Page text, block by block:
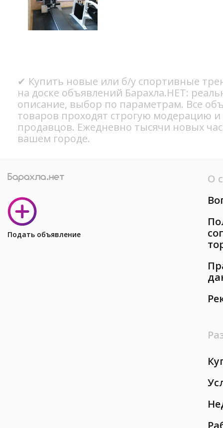
✔ Купить новые или б/у спортивные
на доске объявлений Барахла.НЕТ:
описание, выбор по параметрам. Все
товаров проходят строгую модерацию
продавцов. Ежедневно тысячи новых
вашем городе.
Подать объявление
О